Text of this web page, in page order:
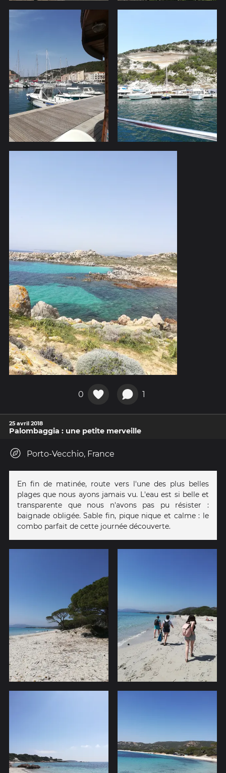
0 1
25 avril 2018
Palombaggia : une petite merveille
Porto-Vecchio, France
En fin de matinée, route vers l'une des plus belles
plages que nous ayons jamais vu. L'eau est si belle et
transparente que nous n'avons pas pu résister :
baignade obligée. Sable fin, pique nique et calme : le
combo parfait de cette journée découverte.